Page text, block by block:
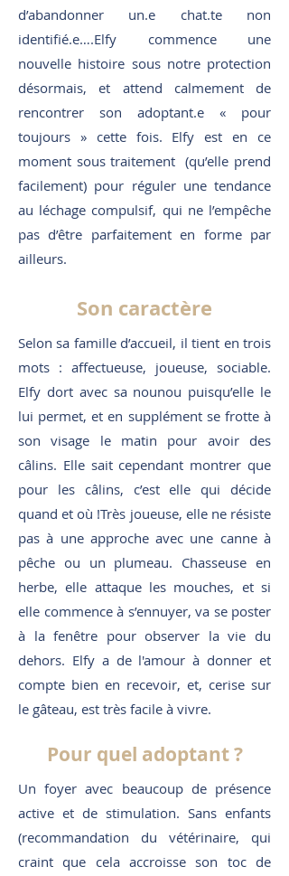
d’abandonner un.e chat.te non
identifié.e….Elfy commence une
nouvelle histoire sous notre protection
désormais, et attend calmement de
rencontrer son adoptant.e « pour
toujours » cette fois. Elfy est en ce
moment sous traitement (qu’elle prend
facilement) pour réguler une tendance
au léchage compulsif, qui ne l’empêche
pas d’être parfaitement en forme par
ailleurs.
Son caractère
Selon sa famille d’accueil, il tient en trois
mots : affectueuse, joueuse, sociable.
Elfy dort avec sa nounou puisqu’elle le
lui permet, et en supplément se frotte à
son visage le matin pour avoir des
câlins. Elle sait cependant montrer que
pour les câlins, c’est elle qui décide
quand et où !Très joueuse, elle ne résiste
pas à une approche avec une canne à
pêche ou un plumeau. Chasseuse en
herbe, elle attaque les mouches, et si
elle commence à s’ennuyer, va se poster
à la fenêtre pour observer la vie du
dehors. Elfy a de l'amour à donner et
compte bien en recevoir, et, cerise sur
le gâteau, est très facile à vivre.
Pour quel adoptant ?
Un foyer avec beaucoup de présence
active et de stimulation. Sans enfants
(recommandation du vétérinaire, qui
craint que cela accroisse son toc de